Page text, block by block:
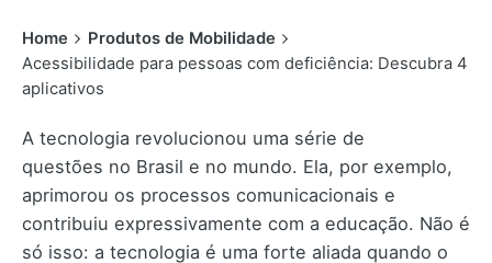
Home
Produtos de Mobilidade
Acessibilidade para pessoas com deficiência: Descubra 4
aplicativos
A tecnologia revolucionou uma série de
questões no Brasil e no mundo. Ela, por exemplo,
aprimorou os processos comunicacionais e
contribuiu expressivamente com a educação. Não é
só isso: a tecnologia é uma forte aliada quando o